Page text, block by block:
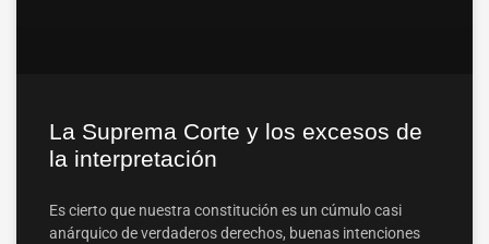
La Suprema Corte y los excesos de
la interpretación
Es cierto que nuestra constitución es un cúmulo casi
anárquico de verdaderos derechos, buenas intenciones